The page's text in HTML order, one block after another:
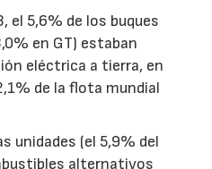
el 5,6% de los buques
en GT) estaban
eléctrica a tierra, en
de la flota mundial
unidades (el 5,9% del
alternativos